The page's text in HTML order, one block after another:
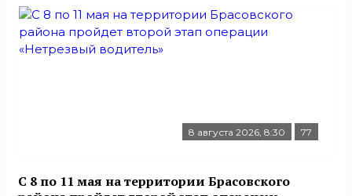
8 августа 2026, 8:30 77
С 8 по 11 мая на территории Брасовского